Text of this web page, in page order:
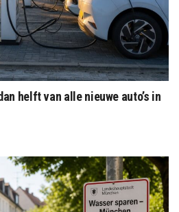
helft van alle nieuwe auto’s in